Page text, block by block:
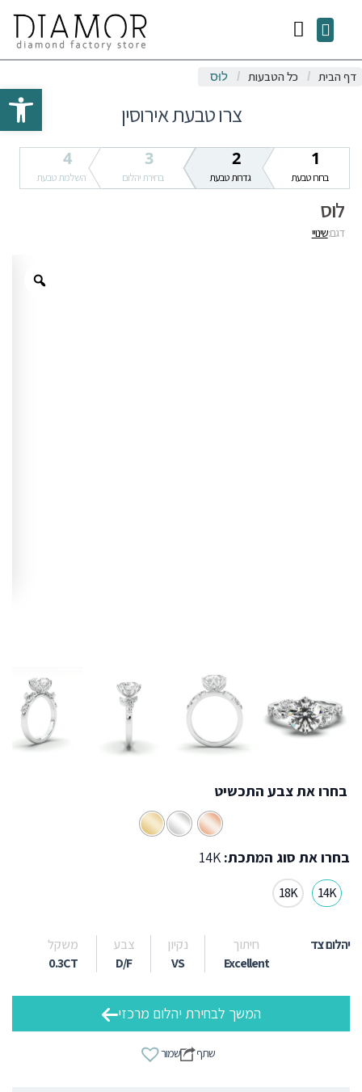
Open toolbar
P
o
n
Menu
דף הבית / כל הטבעות / לוּס
צרו טבעת אירוסין
1
בחרו טבעת
2
גדרות טבעת
3
בחירת יהלום
4
השלמת טבעת
לוּס
דגם:שינויי
בחרו את צבע התכשיט
בחרו את סוג המתכת:14K
18K 14K
יהלום צד חיתוך נקיון צבע
משקל
Excellent
VS
D/F
0.3CT
המשך לבחירת יהלום מרכזי
שמור שתף